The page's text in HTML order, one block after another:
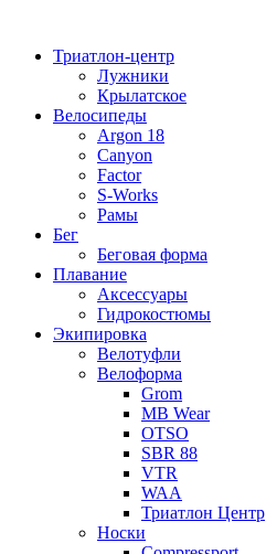
содержимому
Триатлон-центр
Лужники
Крылатское
Велосипеды
Argon 18
Canyon
Factor
S-Works
Рамы
Бег
Беговая форма
Плавание
Аксессуары
Гидрокостюмы
Экипировка
Велотуфли
Велоформа
Grom
MB Wear
OTSO
SBR 88
VTR
WAA
Триатлон Центр
Носки